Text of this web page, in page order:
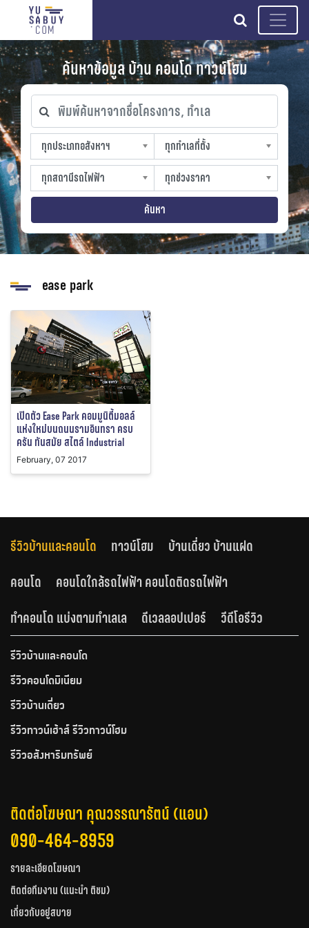
search
ค้นหาข้อมูล บ้าน คอนโด ทาวน์โฮม
พิมพ์ค้นหาจากชื่อโครงการ, ทำเล
ทุกประเภทอสังหาฯ
ทุกประเภทอสังหาฯ
sproperty
ทุกทำเลที่ตั้ง
ทุกทำเลที่ตั้ง
slocation
ทุกสถานีรถไฟฟ้า
ทุกสถานีรถไฟฟ้า
strain-station
ทุกช่วงราคา
ทุกช่วงราคา
sprice
ค้นหา
ease park
เปิดตัว Ease Park คอมมูนิตี้มอลล์
แห่งใหม่บนถนนรามอินทรา ครบ
ครัน ทันสมัย สไตล์ Industrial
February, 07 2017
รีวิวบ้านและคอนโด ทาวน์โฮม
บ้านเดี่ยว บ้านแฝด
คอนโด
คอนโดใกล้รถไฟฟ้า คอนโดติดรถไฟฟ้า
ทำคอนโด แบ่งตามทำเลเล
ดีเวลลอปเปอร์ วีดีโอรีวิว
รีวิวบ้านและคอนโด
รีวิวคอนโดมิเนียม
รีวิวบ้านเดี่ยว
รีวิวทาวน์เฮ้าส์ รีวิวทาวน์โฮม
รีวิวอสังหาริมทรัพย์
ติดต่อโฆษณา คุณวรรณารัตน์ (แอน)
090-464-8959
รายละเอียดโฆษณา
ติดต่อทีมงาน (แนะนำ ติชม)
เกี่ยวกับอยู่สบาย